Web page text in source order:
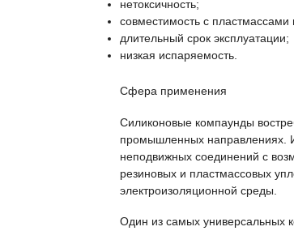
нетоксичность;
совместимость с пластмассами
длительный срок эксплуатации;
низкая испаряемость.
Сфера применения
Силиконовые компаунды
промышленных направлениях.
неподвижных соединений с
резиновых и пластмассовых
электроизоляционной среды.
Один из самых универсальных